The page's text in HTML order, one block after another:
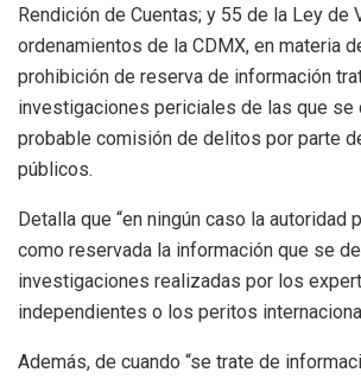
Rendición de Cuentas; y 55 de la Ley de
ordenamientos de la CDMX, en materia
prohibición de reserva de información
investigaciones periciales de las que se
probable comisión de delitos por parte
públicos.
Detalla que “en ningún caso la autoridad
como reservada la información que se
investigaciones realizadas por los
independientes o los peritos
Además, de cuando “se trate de